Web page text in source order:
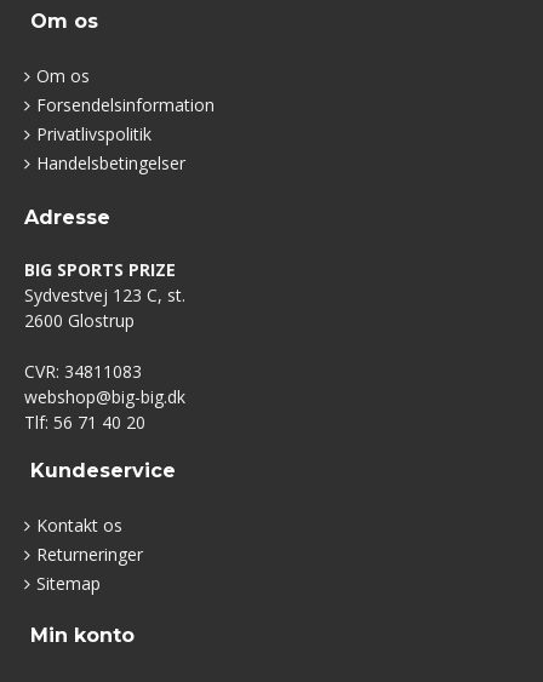
Om os
Om os
Forsendelsinformation
Privatlivspolitik
Handelsbetingelser
Adresse
BIG SPORTS PRIZE
Sydvestvej 123 C, st.
2600 Glostrup
CVR: 34811083
webshop@big-big.dk
Tlf: 56 71 40 20
Kundeservice
Kontakt os
Returneringer
Sitemap
Min konto